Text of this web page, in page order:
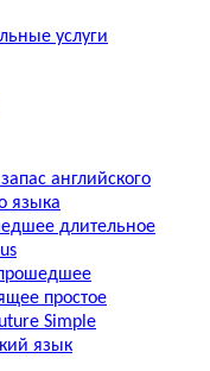
услуги
английского
языка
длительное
простое
Simple
язык